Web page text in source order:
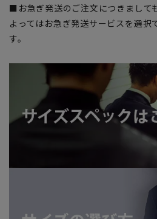
■お急ぎ発送のご注文につきまして
よってはお急ぎ発送サービスを選択
す。